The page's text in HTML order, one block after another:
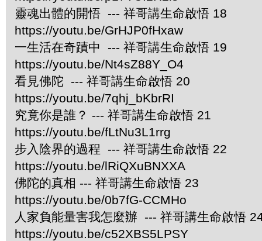
靈魂出體的開悟 --- 祥哥講生命啟悟 18
https://youtu.be/GrHJP0fHxaw
一生活在奇蹟中 --- 祥哥講生命啟悟 19
https://youtu.be/Nt4sZ88Y_O4
看見佛陀 --- 祥哥講生命啟悟 20
https://youtu.be/7qhj_bKbrRI
究竟你是誰？ --- 祥哥講生命啟悟 21
https://youtu.be/fLtNu3L1rrg
步入陰界的過程 --- 祥哥講生命啟悟 22
https://youtu.be/lRiQXuBNXXA
佛陀的真相 --- 祥哥講生命啟悟 23
https://youtu.be/0b7fG-CCMHo
人家負能量害我怎麼辦 --- 祥哥講生命啟悟
https://youtu.be/c52XBS5LPSY